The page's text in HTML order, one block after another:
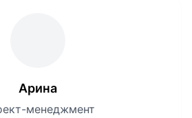
Арина
менеджмент